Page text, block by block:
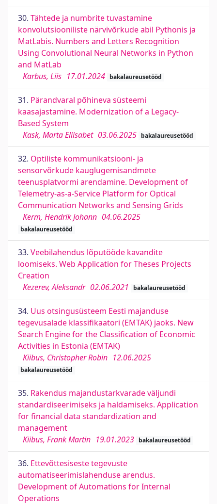
30. Tähtede ja numbrite tuvastamine
konvolutsiooniliste närvivõrkude abil Pythonis ja
MatLabis. Numbers and Letters Recognition
Using Convolutional Neural Networks in Python
and MatLab
Karbus, Liis 17.01.2024 bakalaureusetööd
31. Pärandvaral põhineva süsteemi
kaasajastamine. Modernization of a Legacy-
Based System
Kask, Marta Eliisabet 03.06.2025 bakalaureusetööd
32. Optiliste kommunikatsiooni- ja
sensorvõrkude kauglugemisandmete
teenusplatvormi arendamine. Development of
Telemetry-as-a-Service Platform for Optical
Communication Networks and Sensing Grids
Kerm, Hendrik Johann 04.06.2025
bakalaureusetööd
33. Veebilahendus lõputööde kavandite
loomiseks. Web Application for Theses Projects
Creation
Kezerev, Aleksandr 02.06.2021 bakalaureusetööd
34. Uus otsingusüsteem Eesti majanduse
tegevusalade klassifikaatori (EMTAK) jaoks. New
Search Engine for the Classification of Economic
Activities in Estonia (EMTAK)
Kiibus, Christopher Robin 12.06.2025
bakalaureusetööd
35. Rakendus majandustarkvarade väljundi
standardiseerimiseks ja haldamiseks. Application
for financial data standardization and
management
Kiibus, Frank Martin 19.01.2023 bakalaureusetööd
36. Ettevõttesiseste tegevuste
automatiseerimislahenduse arendus.
Development of Automations for Internal
Operations